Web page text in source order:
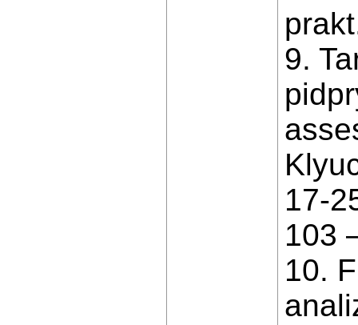
9.
17-
103
10.